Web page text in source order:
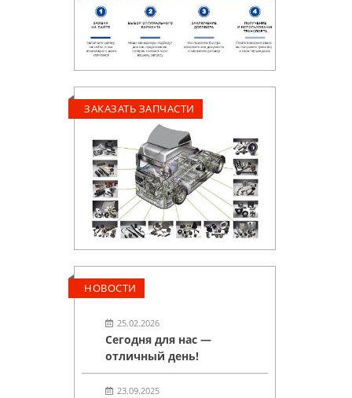
ЗАКАЗАТЬ ЗАПЧАСТИ
НОВОСТИ
25.02.2026
Сегодня для нас —
отличный день!
23.09.2025